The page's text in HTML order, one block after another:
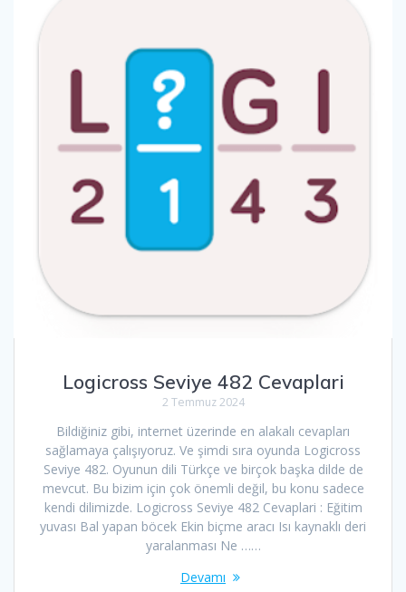
Logicross Seviye 482 Cevaplari
2 Temmuz 2024
Bildiğiniz gibi, internet üzerinde en alakalı cevapları
sağlamaya çalışıyoruz. Ve şimdi sıra oyunda Logicross
Seviye 482. Oyunun dili Türkçe ve birçok başka dilde de
mevcut. Bu bizim için çok önemli değil, bu konu sadece
kendi dilimizde. Logicross Seviye 482 Cevaplari : Eğitim
yuvası Bal yapan böcek Ekin biçme aracı Isı kaynaklı deri
yaralanması Ne ……
Devamı